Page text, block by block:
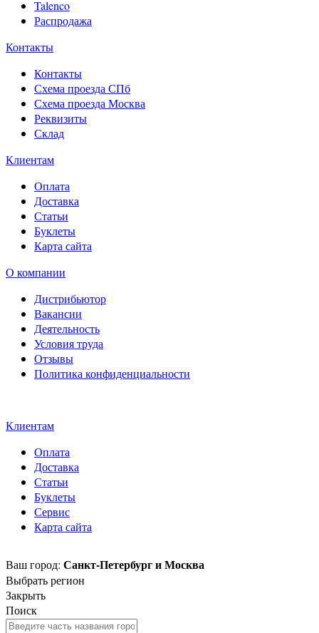
Talenco
Распродажа
Контакты
Контакты
Схема проезда СПб
Схема проезда Москва
Реквизиты
Склад
Клиентам
Оплата
Доставка
Статьи
Буклеты
Карта сайта
О компании
Дистрибьютор
Вакансии
Деятельность
Условия труда
Отзывы
Политика конфиденциальности
Клиентам
Оплата
Доставка
Статьи
Буклеты
Сервис
Карта сайта
Ваш город: Санкт-Петербург и Москва
Выбрать регион
Закрыть
Поиск